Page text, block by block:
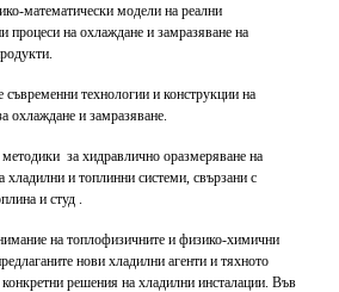
математически модели на реални
процеси на охлаждане и замразяване на
съвременни технологии и конструкции на
охлаждане и замразяване.
методики за хидравлично оразмеряване на
хладилни и топлинни системи, свързани с
и студ .
на топлофизичните и физико-химични
нови хладилни агенти и тяхното
конкретни решения на хладилни инсталации. Във